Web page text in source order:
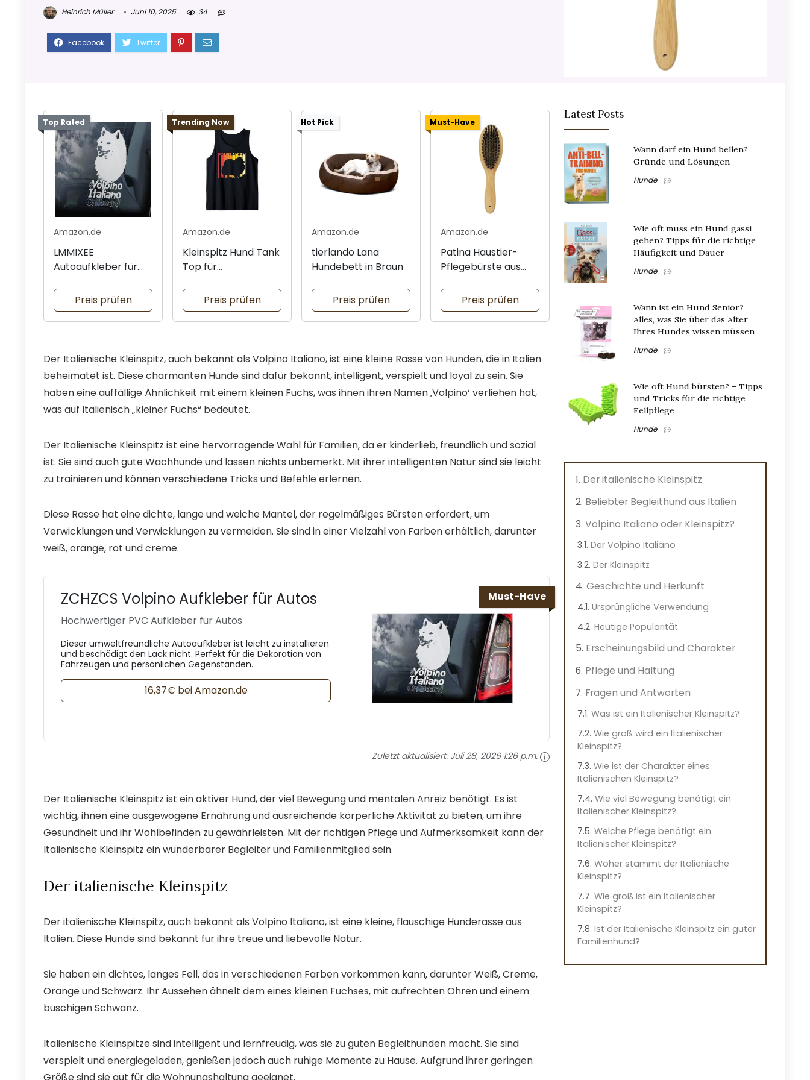
Heinrich Müller Juni 10, 2025 34
Top Rated
Amazon.de
LMMIXEE
Autoaufkleber für
Preis prüfen
Trending Now
Amazon.de
Kleinspitz Hund Tank
Top für
Preis prüfen
Hot Pick
Amazon.de
tierlando Lana
Hundebett in Braun
Preis prüfen
Must-Have
Amazon.de
Patina Haustier-
Pflegebürste aus
Preis prüfen
Der Italienische Kleinspitz, auch bekannt als Volpino Italiano, ist eine kleine Rasse von Hunden, die in Italien
beheimatet ist. Diese charmanten Hunde sind dafür bekannt, intelligent, verspielt und loyal zu sein. Sie
haben eine auffällige Ähnlichkeit mit einem kleinen Fuchs, was ihnen ihren Namen ‚Volpino‘ verliehen hat,
was auf Italienisch „kleiner Fuchs“ bedeutet.
Der Italienische Kleinspitz ist eine hervorragende Wahl für Familien, da er kinderlieb, freundlich und sozial
ist. Sie sind auch gute Wachhunde und lassen nichts unbemerkt. Mit ihrer intelligenten Natur sind sie leicht
zu trainieren und können verschiedene Tricks und Befehle erlernen.
Diese Rasse hat eine dichte, lange und weiche Mantel, der regelmäßiges Bürsten erfordert, um
Verwicklungen und Verwicklungen zu vermeiden. Sie sind in einer Vielzahl von Farben erhältlich, darunter
weiß, orange, rot und creme.
Must-Have
ZCHZCS Volpino Aufkleber für Autos
Hochwertiger PVC Aufkleber für Autos
Dieser umweltfreundliche Autoaufkleber ist leicht zu installieren
und beschädigt den Lack nicht. Perfekt für die Dekoration von
Fahrzeugen und persönlichen Gegenständen.
16,37€ bei Amazon.de
Zuletzt aktualisiert: Juli 28, 2026 1:26 p.m.
Der Italienische Kleinspitz ist ein aktiver Hund, der viel Bewegung und mentalen Anreiz benötigt. Es ist
wichtig, ihnen eine ausgewogene Ernährung und ausreichende körperliche Aktivität zu bieten, um ihre
Gesundheit und ihr Wohlbefinden zu gewährleisten. Mit der richtigen Pflege und Aufmerksamkeit kann der
Italienische Kleinspitz ein wunderbarer Begleiter und Familienmitglied sein.
Der italienische Kleinspitz
Der italienische Kleinspitz, auch bekannt als Volpino Italiano, ist eine kleine, flauschige Hunderasse aus
Italien. Diese Hunde sind bekannt für ihre treue und liebevolle Natur.
Sie haben ein dichtes, langes Fell, das in verschiedenen Farben vorkommen kann, darunter Weiß, Creme,
Orange und Schwarz. Ihr Aussehen ähnelt dem eines kleinen Fuchses, mit aufrechten Ohren und einem
buschigen Schwanz.
Italienische Kleinspitze sind intelligent und lernfreudig, was sie zu guten Begleithunden macht. Sie sind
verspielt und energiegeladen, genießen jedoch auch ruhige Momente zu Hause. Aufgrund ihrer geringen
Größe sind sie gut für die Wohnungshaltung geeignet.
Latest Posts
Wann darf ein Hund bellen?
Gründe und Lösungen
Hunde
Wie oft muss ein Hund gassi
gehen? Tipps für die richtige
Häufigkeit und Dauer
Hunde
Wann ist ein Hund Senior?
Alles, was Sie über das Alter
Ihres Hundes wissen müssen
Hunde
Wie oft Hund bürsten? – Tipps
und Tricks für die richtige
Fellpflege
Hunde
Der italienische Kleinspitz
Beliebter Begleithund aus Italien
Volpino Italiano oder Kleinspitz?
Der Volpino Italiano
Der Kleinspitz
Geschichte und Herkunft
Ursprüngliche Verwendung
Heutige Popularität
Erscheinungsbild und Charakter
Pflege und Haltung
Fragen und Antworten
Was ist ein Italienischer Kleinspitz?
Wie groß wird ein Italienischer
Kleinspitz?
Wie ist der Charakter eines
Italienischen Kleinspitz?
Wie viel Bewegung benötigt ein
Italienischer Kleinspitz?
Welche Pflege benötigt ein
Italienischer Kleinspitz?
Woher stammt der Italienische
Kleinspitz?
Wie groß ist ein Italienischer
Kleinspitz?
Ist der Italienische Kleinspitz ein guter
Familienhund?